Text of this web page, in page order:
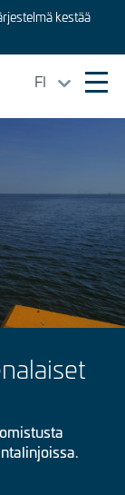
kestää
FI